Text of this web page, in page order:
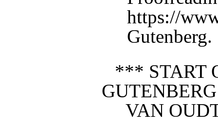
https://
Gutenberg.
*** START
VAN